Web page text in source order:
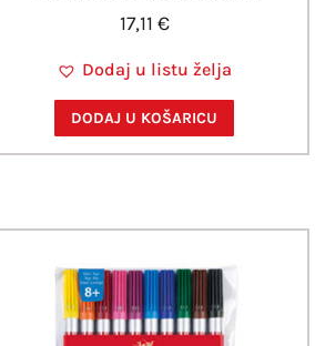
17,11 €
Dodaj u listu želja
DODAJ U KOŠARICU